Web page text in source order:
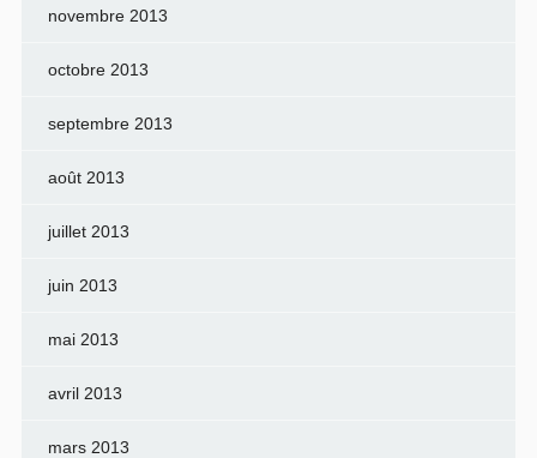
novembre 2013
octobre 2013
septembre 2013
août 2013
juillet 2013
juin 2013
mai 2013
avril 2013
mars 2013